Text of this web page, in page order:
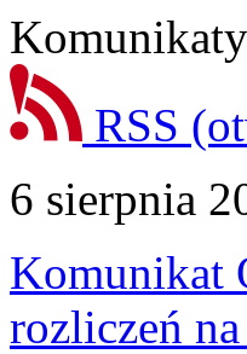
RSS
6 sierpnia
Komunikat
rozliczeń